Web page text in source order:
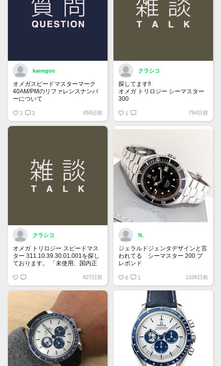
kanegon
オメガスピードマスターマーク
40AM/PMのリファレンスナンバ
ーについて
保証書にはREF:35205300とある
のですが、裏蓋の内側を見ると
1 2 458日前
クラシコ
探してます‼️
オメガ トリロジー シーマスター
300
全て有り綺麗な個体をお持ちで
90万円前後で譲って頂ける方、
宜しくお願い致します。
1 784日前
クラシコ
オメガ トリロジー スピードマス
ター 311.10.39.30.01.001を探し
ております。 「未使用、国内正
り希望」 予算は120万円です。
宜しくお願い致します。
827日前
N.
ジェラルドジェンタデザインと言
われてる シーマスター 200 プ
レポンド
は貴重
6 1 1106日前